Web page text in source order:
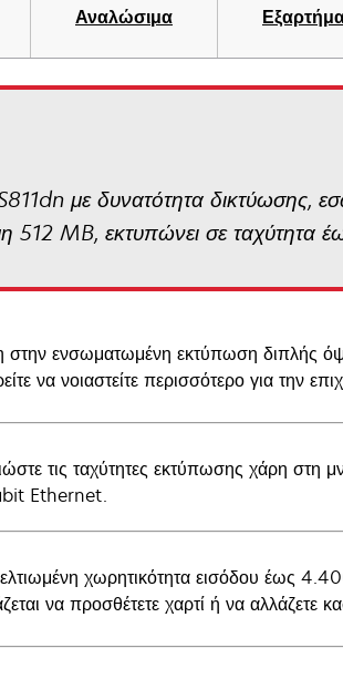
Αναλώσιμα
με δυνατότητα δικτύωσης,
MB, εκτυπώνει σε ταχύτητα
στην ενσωματωμένη εκτύπωση διπλής
να νοιαστείτε περισσότερο για την
τις ταχύτητες εκτύπωσης χάρη
Ethernet.
χωρητικότητα εισόδου έως
να προσθέτετε χαρτί ή να αλλάζετε